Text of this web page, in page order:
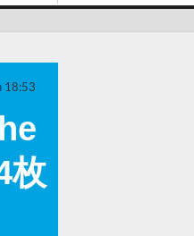
枚
18:53